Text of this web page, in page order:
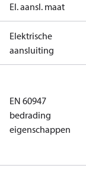
El. aansl. maat
Elektrische
aansluiting
EN 60947
bedrading
eigenschappen